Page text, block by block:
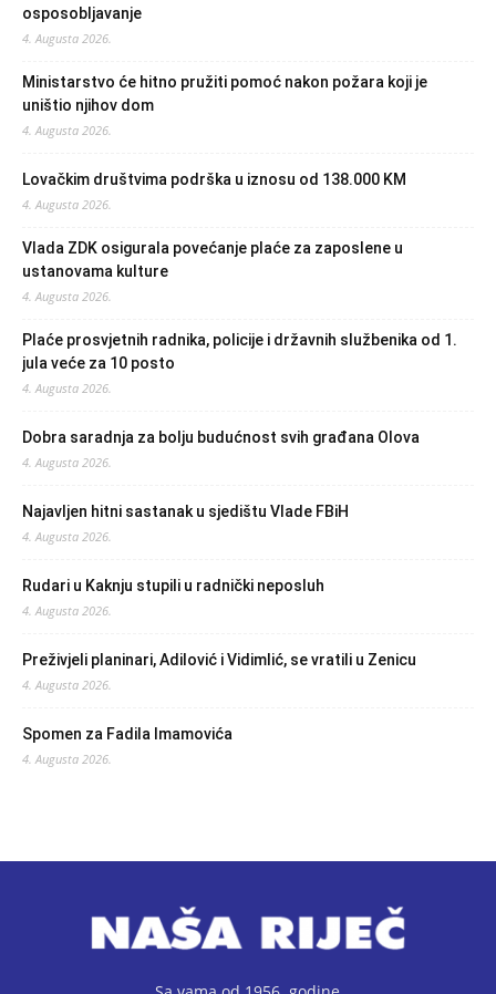
osposobljavanje
4. Augusta 2026.
Ministarstvo će hitno pružiti pomoć nakon požara koji je
uništio njihov dom
4. Augusta 2026.
Lovačkim društvima podrška u iznosu od 138.000 KM
4. Augusta 2026.
Vlada ZDK osigurala povećanje plaće za zaposlene u
ustanovama kulture
4. Augusta 2026.
Plaće prosvjetnih radnika, policije i državnih službenika od 1.
jula veće za 10 posto
4. Augusta 2026.
Dobra saradnja za bolju budućnost svih građana Olova
4. Augusta 2026.
Najavljen hitni sastanak u sjedištu Vlade FBiH
4. Augusta 2026.
Rudari u Kaknju stupili u radnički neposluh
4. Augusta 2026.
Preživjeli planinari, Adilović i Vidimlić, se vratili u Zenicu
4. Augusta 2026.
Spomen za Fadila Imamovića
4. Augusta 2026.